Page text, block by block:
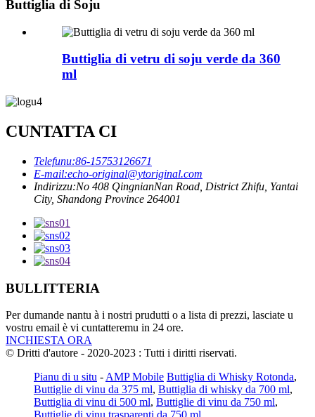
Buttiglia di Soju
Buttiglia di vetru di soju verde da 360
ml
CUNTATTA CI
Telefunu:86-15753126671
E-mail:echo-original@ytoriginal.com
Indirizzu:No 408 QingnianNan Road, District Zhifu, Yantai
City, Shandong Province 264001
BULLITTERIA
Per dumande nantu à i nostri prudutti o a lista di prezzi, lasciate u
vostru email è vi cuntatteremu in 24 ore.
INCHIESTA ORA
© Dritti d'autore - 2020-2023 : Tutti i diritti riservati.
Pianu di u situ - AMP Mobile Buttiglia di Whisky Rotonda,
Buttiglie di vinu da 375 ml, Buttiglia di whisky da 700 ml,
Buttiglia di vinu di 500 ml, Buttiglie di vinu da 750 ml,